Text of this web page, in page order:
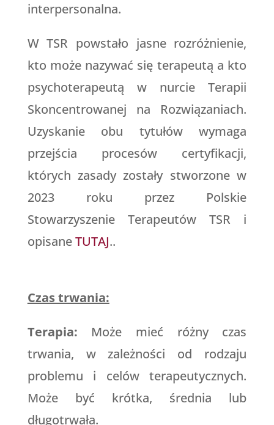
interpersonalna.
W TSR powstało jasne rozróżnienie,
kto może nazywać się terapeutą a kto
psychoterapeutą w nurcie Terapii
Skoncentrowanej na Rozwiązaniach.
Uzyskanie obu tytułów wymaga
przejścia procesów certyfikacji,
których zasady zostały stworzone w
2023 roku przez Polskie
Stowarzyszenie Terapeutów TSR i
opisaneTUTAJ..
Czas trwania:
Terapia: Może mieć różny czas
trwania, w zależności od rodzaju
problemu i celów terapeutycznych.
Może być krótka, średnia lub
długotrwała.